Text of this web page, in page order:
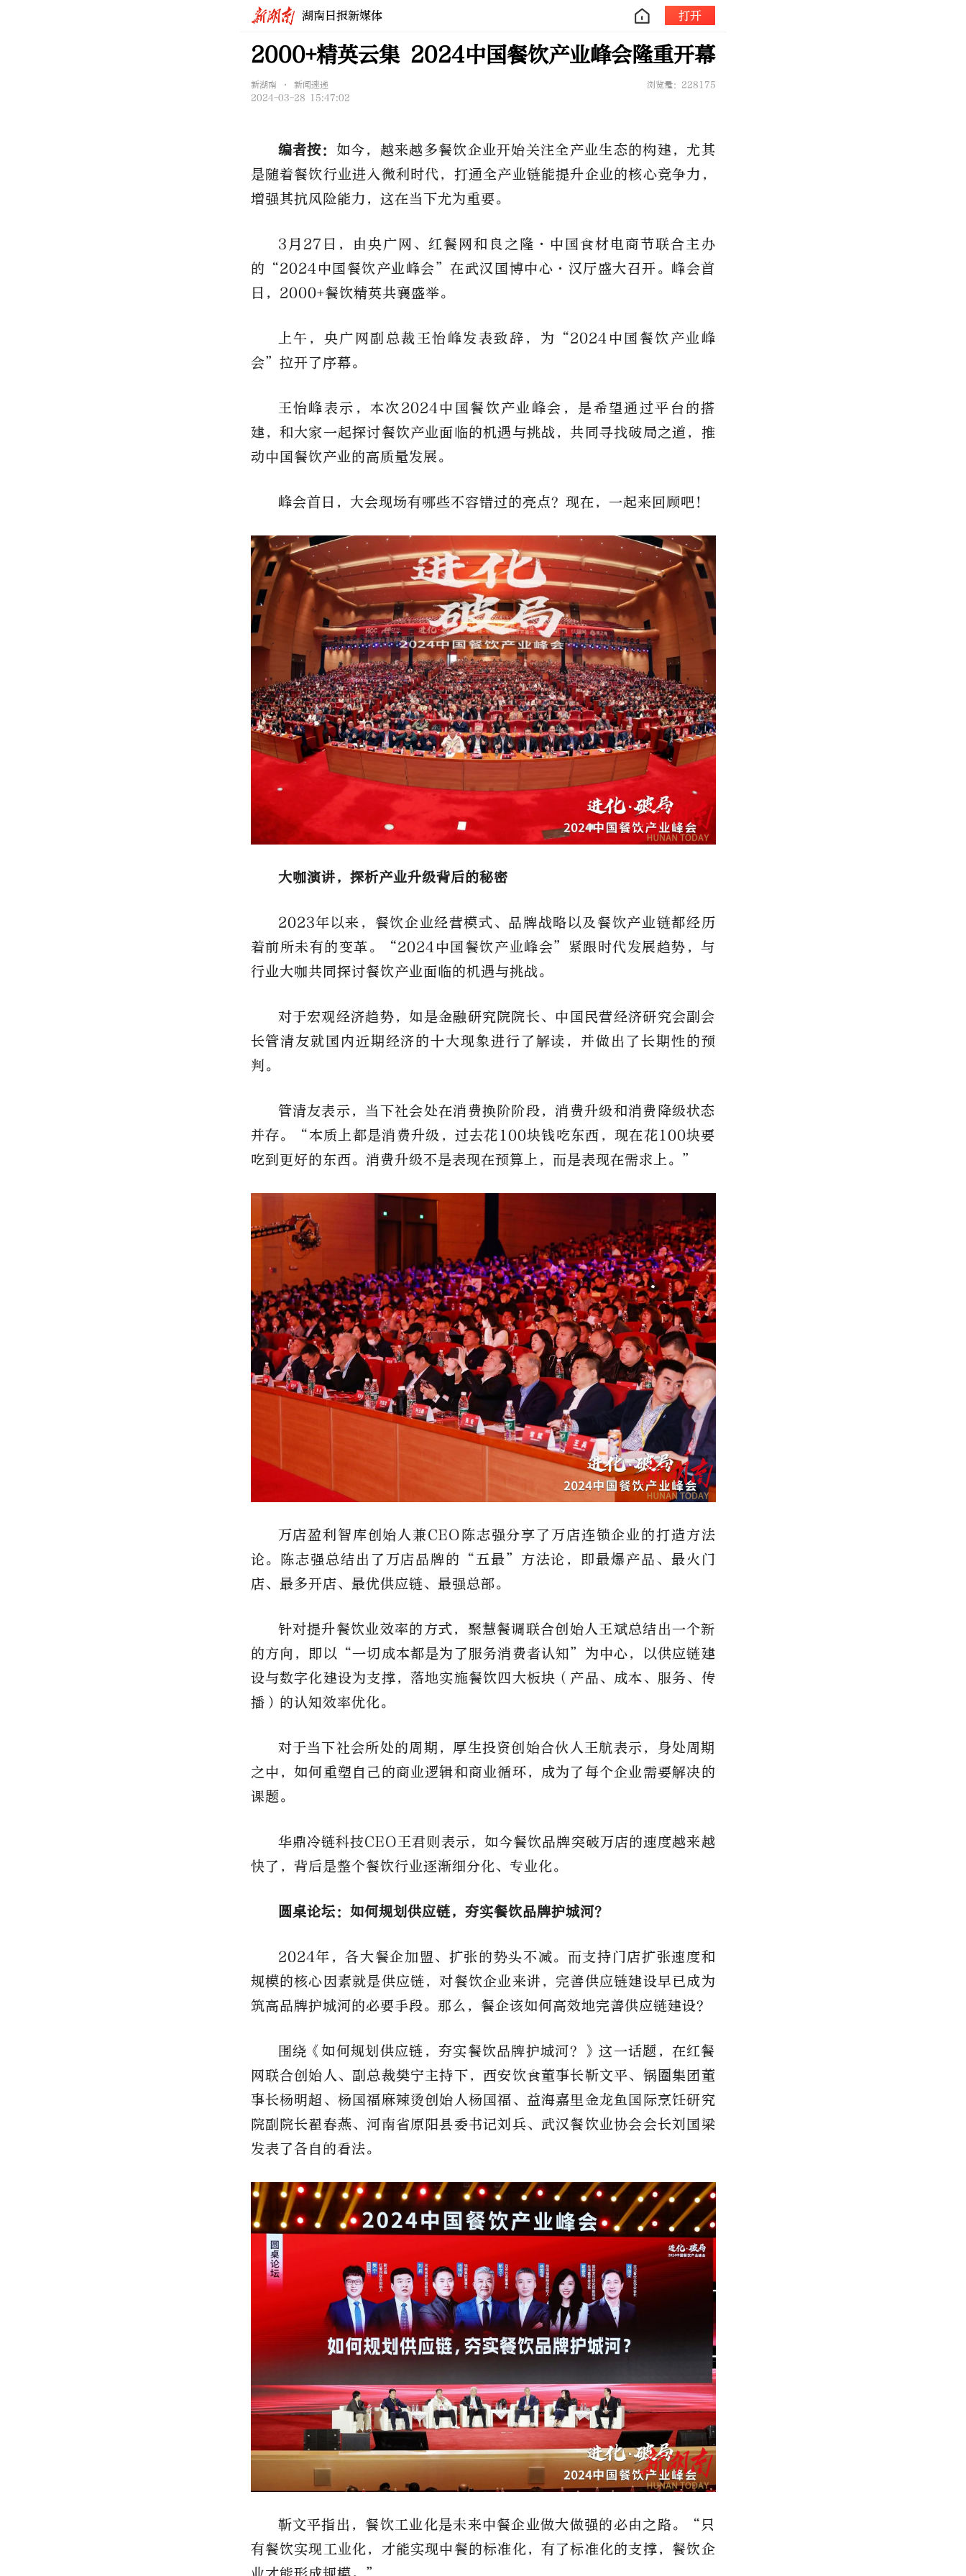
湖南日报新媒体 打开
2000+精英云集 2024中国餐饮产业峰会隆重开幕
新湖南 • 新闻速递
浏览量：228175
2024-03-28 15:47:02
编者按： 如今，越来越多餐饮企业开始关注全产业生态的构建，尤其
是随着餐饮行业进入微利时代，打通全产业链能提升企业的核心竞争力，
增强其抗风险能力，这在当下尤为重要。
3月27日，由央广网、红餐网和良之隆·中国食材电商节联合主办
的“2024中国餐饮产业峰会”在武汉国博中心·汉厅盛大召开。峰会首
日，2000+餐饮精英共襄盛举。
上午，央广网副总裁王怡峰发表致辞，为“2024中国餐饮产业峰
会”拉开了序幕。
王怡峰表示，本次2024中国餐饮产业峰会，是希望通过平台的搭
建，和大家一起探讨餐饮产业面临的机遇与挑战，共同寻找破局之道，推
动中国餐饮产业的高质量发展。
峰会首日，大会现场有哪些不容错过的亮点？现在，一起来回顾吧！
大咖演讲，探析产业升级背后的秘密
2023年以来，餐饮企业经营模式、品牌战略以及餐饮产业链都经历
着前所未有的变革。“2024中国餐饮产业峰会”紧跟时代发展趋势，与
行业大咖共同探讨餐饮产业面临的机遇与挑战。
对于宏观经济趋势，如是金融研究院院长、中国民营经济研究会副会
长管清友就国内近期经济的十大现象进行了解读，并做出了长期性的预
判。
管清友表示，当下社会处在消费换阶阶段，消费升级和消费降级状态
并存。“本质上都是消费升级，过去花100块钱吃东西，现在花100块要
吃到更好的东西。消费升级不是表现在预算上，而是表现在需求上。”
万店盈利智库创始人兼CEO陈志强分享了万店连锁企业的打造方法
论。陈志强总结出了万店品牌的“五最”方法论，即最爆产品、最火门
店、最多开店、最优供应链、最强总部。
针对提升餐饮业效率的方式，聚慧餐调联合创始人王斌总结出一个新
的方向，即以“一切成本都是为了服务消费者认知”为中心，以供应链建
设与数字化建设为支撑，落地实施餐饮四大板块（产品、成本、服务、传
播）的认知效率优化。
对于当下社会所处的周期，厚生投资创始合伙人王航表示，身处周期
之中，如何重塑自己的商业逻辑和商业循环，成为了每个企业需要解决的
课题。
华鼎冷链科技CEO王君则表示，如今餐饮品牌突破万店的速度越来越
快了，背后是整个餐饮行业逐渐细分化、专业化。
圆桌论坛：如何规划供应链，夯实餐饮品牌护城河？
2024年，各大餐企加盟、扩张的势头不减。而支持门店扩张速度和
规模的核心因素就是供应链，对餐饮企业来讲，完善供应链建设早已成为
筑高品牌护城河的必要手段。那么，餐企该如何高效地完善供应链建设？
围绕《如何规划供应链，夯实餐饮品牌护城河？》这一话题，在红餐
网联合创始人、副总裁樊宁主持下，西安饮食董事长靳文平、锅圈集团董
事长杨明超、杨国福麻辣烫创始人杨国福、益海嘉里金龙鱼国际烹饪研究
院副院长翟春燕、河南省原阳县委书记刘兵、武汉餐饮业协会会长刘国梁
发表了各自的看法。
靳文平指出，餐饮工业化是未来中餐企业做大做强的必由之路。“只
有餐饮实现工业化，才能实现中餐的标准化，有了标准化的支撑，餐饮企